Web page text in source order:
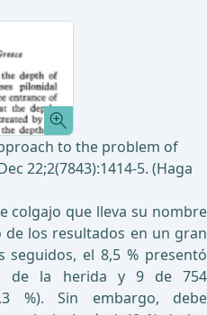
to the problem of
22;2(7843):1414-5. (Haga
colgajo que lleva su nombre
los resultados en un gran
seguidos, el 8,5 % presentó
de la herida y 9 de 754
%). Sin embargo, debe